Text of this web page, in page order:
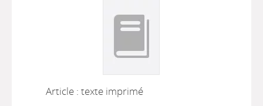
Article : texte imprimé